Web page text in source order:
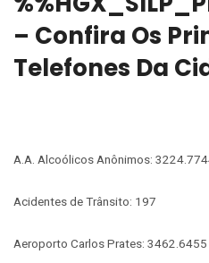
– Confira Os
Telefones Da
A.A. Alcoólicos Anônimos:
Acidentes de Trânsito: 197
Aeroporto Carlos Prates: 3462.6455